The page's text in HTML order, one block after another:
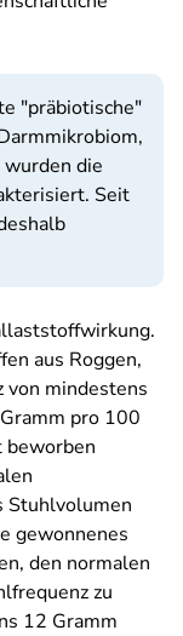
"präbiotische"
wurden die
Seit
aus Roggen,
von mindestens
pro 100
Stuhlvolumen
gewonnenes
den normalen
zu
12 Gramm